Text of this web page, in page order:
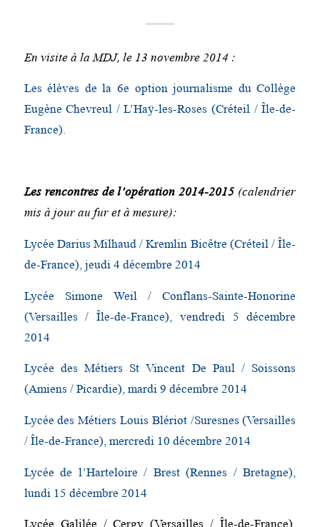
En visite à la MDJ, le 13 novembre 2014 :
Les élèves de la 6e option journalisme du Collège
Eugène Chevreul / L’Haÿ-les-Roses (Créteil / Île-de-
France).
Les rencontres de l’opération 2014-2015 (calendrier
mis à jour au fur et à mesure):
Lycée Darius Milhaud / Kremlin Bicêtre (Créteil / Île-
de-France), jeudi 4 décembre 2014
Lycée Simone Weil / Conflans-Sainte-Honorine
(Versailles / Île-de-France), vendredi 5 décembre
2014
Lycée des Métiers St Vincent De Paul / Soissons
(Amiens / Picardie), mardi 9 décembre 2014
Lycée des Métiers Louis Blériot /Suresnes (Versailles
/ Île-de-France), mercredi 10 décembre 2014
Lycée de l’Harteloire / Brest (Rennes / Bretagne),
lundi 15 décembre 2014
Lycée Galilée / Cergy (Versailles / Île-de-France),